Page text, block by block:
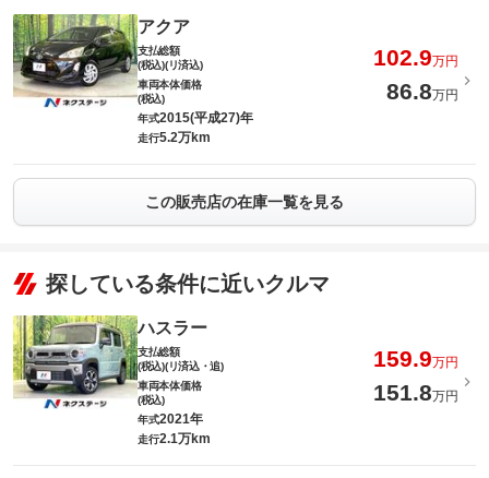
アクア
支払総額
(税込)(リ済込)
102.9万円
車両本体価格
(税込)
86.8万円
年式2015(平成27)年
走行5.2万km
この販売店の在庫一覧を見る
探している条件に近いクルマ
ハスラー
支払総額
(税込)(リ済込・追)
159.9万円
車両本体価格
(税込)
151.8万円
年式2021年
走行2.1万km